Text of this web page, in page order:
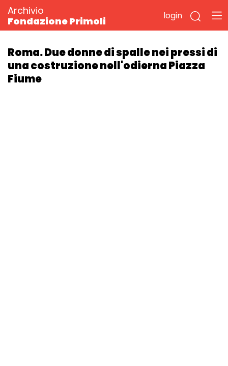
Archivio
Fondazione Primoli
login
Roma. Due donne di spalle nei pressi di
una costruzione nell'odierna Piazza
Fiume